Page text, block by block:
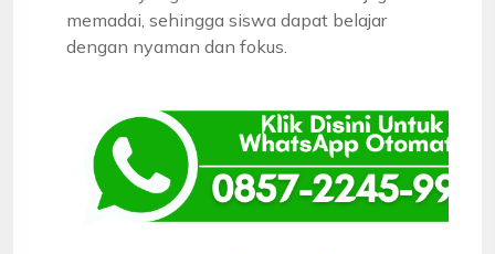
memadai, sehingga siswa dapat belajar
dengan nyaman dan fokus.